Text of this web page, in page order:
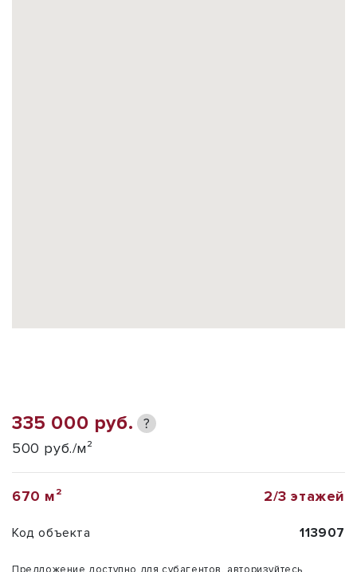
335 000 руб. ?
500 руб./м²
670 м² 2/3 этажей
Код объекта 113907
Предложение доступно для субагентов, авторизуйтесь